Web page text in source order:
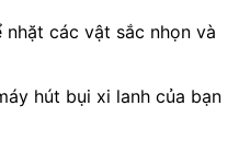
các vật sắc nhọn và
hút bụi xi lanh của bạn